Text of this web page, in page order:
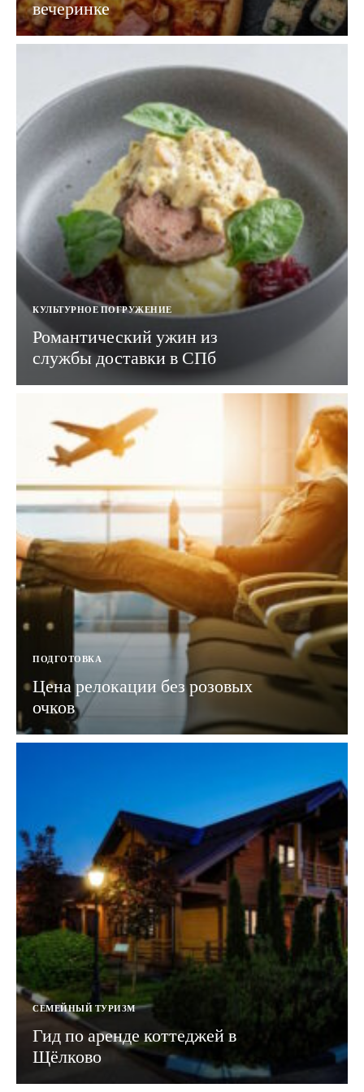
вечеринке
КУЛЬТУРНОЕ ПОГРУЖЕНИЕ
Романтический ужин из
службы доставки в СПб
ПОДГОТОВКА
Цена релокации без розовых
очков
СЕМЕЙНЫЙ ТУРИЗМ
Гид по аренде коттеджей в
Щёлково